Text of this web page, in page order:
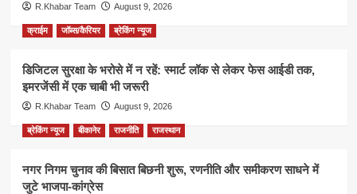
R.Khabar Team August 9, 2026
क्राईम जॉब्स/कैरियर ब्रेकिंग न्यूज
डिजिटल सुरक्षा के भरोसे में न रहें: स्मार्ट लॉक से लेकर फेस आईडी तक,
इमरजेंसी में एक चाबी भी जरूरी
R.Khabar Team August 9, 2026
ब्रेकिंग न्यूज बीकानेर राजनीति राजस्थान
नगर निगम चुनाव की बिसात बिछनी शुरू, रणनीति और समीकरण साधने में
जुटे भाजपा-कांग्रेस